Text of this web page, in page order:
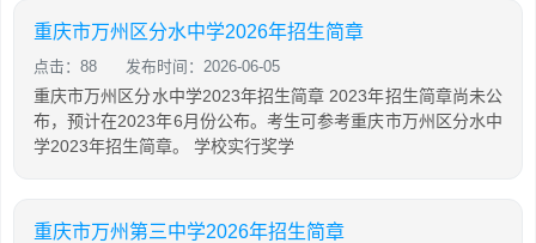
重庆市万州区分水中学2026年招生简章
点击：88 发布时间：2026-06-05
重庆市万州区分水中学2023年招生简章 2023年招生简章尚未公
布，预计在2023年6月份公布。考生可参考重庆市万州区分水中
学2023年招生简章。 学校实行奖学
重庆市万州第三中学2026年招生简章